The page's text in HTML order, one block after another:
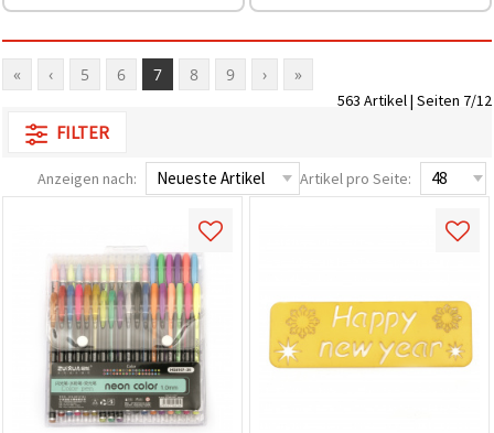
können Sie
ändern
oder
widerrufen.
Impressum
Cookie-
Richtlinie
Cookie-
Einstellungen
« ‹ 5 6 7 8 9 › »
563 Artikel | Seiten 7/12
FILTER
Anzeigen nach: Artikel pro Seite: